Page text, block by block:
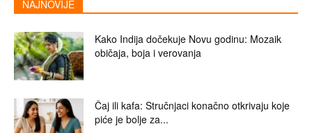
NAJNOVIJE
Kako Indija dočekuje Novu godinu: Mozaik
običaja, boja i verovanja
Čaj ili kafa: Stručnjaci konačno otkrivaju koje
piće je bolje za...